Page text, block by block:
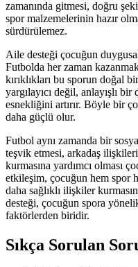
zamanında gitmesi, doğru
spor malzemelerinin hazır
sürdürülemez.
Aile desteği çocuğun
Futbolda her zaman
kırıklıkları bu sporun doğal
yargılayıcı değil, anlayışlı
esnekliğini artırır. Böyle bir
daha güçlü olur.
Futbol aynı zamanda bir
teşvik etmesi, arkadaş
kurmasına yardımcı olması
etkileşim, çocuğun hem spor
daha sağlıklı ilişkiler
desteği, çocuğun spora
faktörlerden biridir.
Sıkça Sorulan